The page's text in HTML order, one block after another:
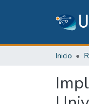
Inicio